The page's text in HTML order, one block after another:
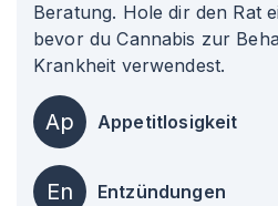
Beratung. Hole dir den Rat
bevor du Cannabis zur
Krankheit verwendest.
Ap Appetitlosigkeit
En Entzündungen